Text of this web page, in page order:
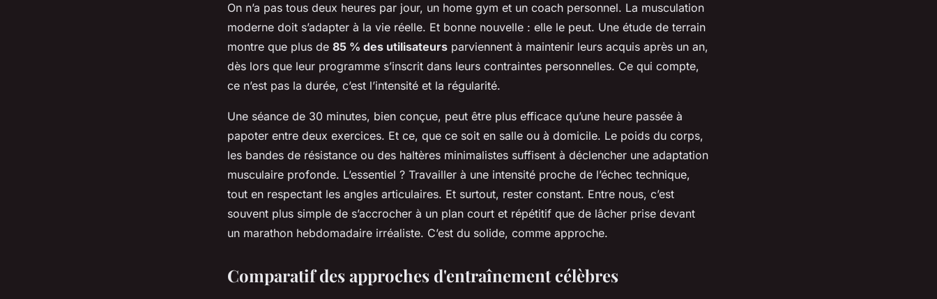
On n’a pas tous deux heures par jour, un home gym et un coach personnel. La musculation
moderne doit s’adapter à la vie réelle. Et bonne nouvelle : elle le peut. Une étude de terrain
montre que plus de 85 % des utilisateurs parviennent à maintenir leurs acquis après un an,
dès lors que leur programme s’inscrit dans leurs contraintes personnelles. Ce qui compte,
ce n’est pas la durée, c’est l’intensité et la régularité.
Une séance de 30 minutes, bien conçue, peut être plus efficace qu’une heure passée à
papoter entre deux exercices. Et ce, que ce soit en salle ou à domicile. Le poids du corps,
les bandes de résistance ou des haltères minimalistes suffisent à déclencher une adaptation
musculaire profonde. L’essentiel ? Travailler à une intensité proche de l’échec technique,
tout en respectant les angles articulaires. Et surtout, rester constant. Entre nous, c’est
souvent plus simple de s’accrocher à un plan court et répétitif que de lâcher prise devant
un marathon hebdomadaire irréaliste. C’est du solide, comme approche.
Comparatif des approches d'entraînement célèbres